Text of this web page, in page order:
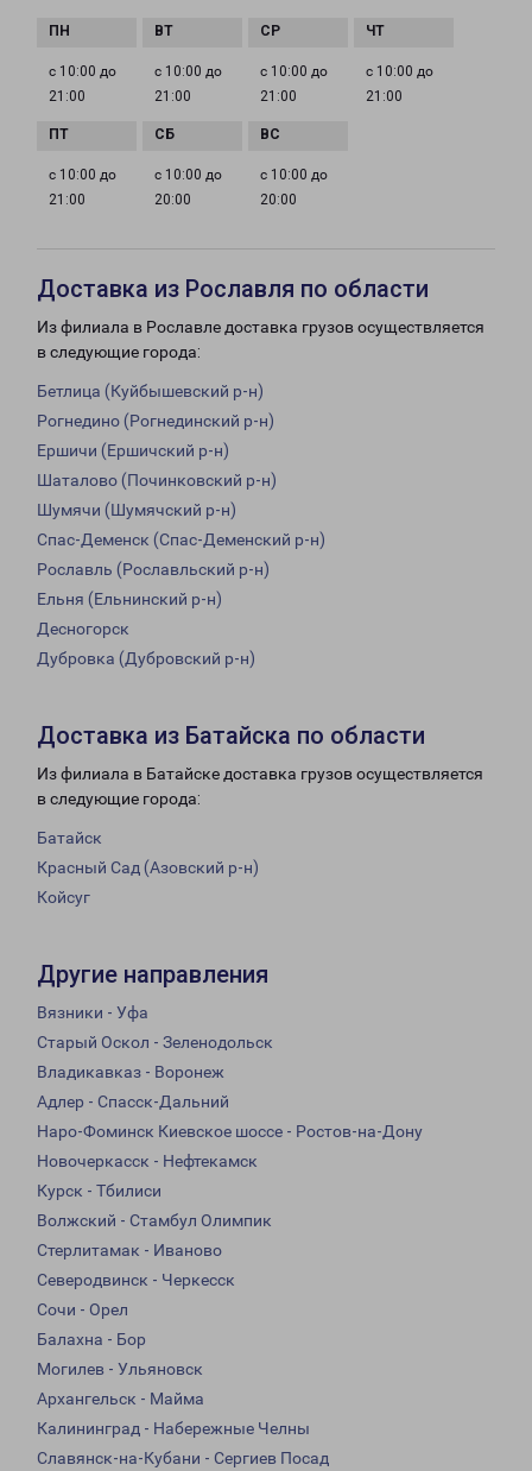
с 10:00 до
21:00
с 10:00 до
21:00
с 10:00 до
21:00
с 10:00 до
21:00
с 10:00 до
21:00
с 10:00 до
20:00
с 10:00 до
20:00
Доставка из Рославля по области
Из филиала в Рославле доставка грузов осуществляется
в следующие города:
Бетлица (Куйбышевский р-н)
Рогнедино (Рогнединский р-н)
Ершичи (Ершичский р-н)
Шаталово (Починковский р-н)
Шумячи (Шумячский р-н)
Спас-Деменск (Спас-Деменский р-н)
Рославль (Рославльский р-н)
Ельня (Ельнинский р-н)
Десногорск
Дубровка (Дубровский р-н)
Доставка из Батайска по области
Из филиала в Батайске доставка грузов осуществляется
в следующие города:
Батайск
Красный Сад (Азовский р-н)
Койсуг
Другие направления
Вязники - Уфа
Старый Оскол - Зеленодольск
Владикавказ - Воронеж
Адлер - Спасск-Дальний
Наро-Фоминск Киевское шоссе - Ростов-на-Дону
Новочеркасск - Нефтекамск
Курск - Тбилиси
Волжский - Стамбул Олимпик
Стерлитамак - Иваново
Северодвинск - Черкесск
Сочи - Орел
Балахна - Бор
Могилев - Ульяновск
Архангельск - Майма
Калининград - Набережные Челны
Славянск-на-Кубани - Сергиев Посад